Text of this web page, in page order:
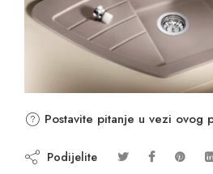
Postavite pitanje u vezi ovog
Podijelite